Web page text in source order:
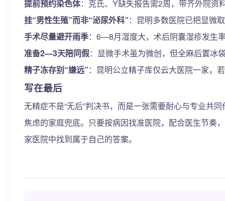
提前预约染色体：克氏、Y缺失报告需2周，带齐外院资
挂“男性生殖”而非“泌尿外科”：昆明多数医院已把显微
手术尽量避开雨季：6—8月湿度大，术后阴囊湿疹发
准备2—3天陪同假：显微手术虽为微创，但全麻后置冰
精子冻存别“嫌远”：昆明公立精子库仅云大医院一家，
写在最后
无精症不是“无后”判决书，而是一张需要耐心与专业共
焦虑的家庭兜底。只要按病因找准医院，配合医生节奏
家医院中找到属于自己的答案。